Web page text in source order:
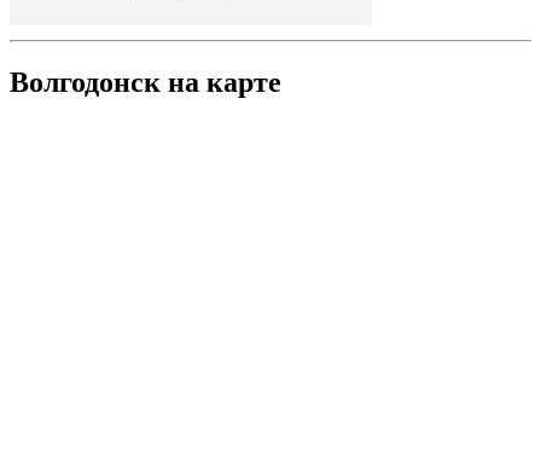
Волгодонск на карте